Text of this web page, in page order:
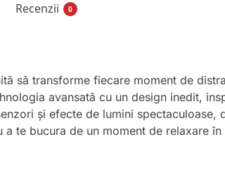
Recenzii 0
să transforme fiecare moment de
avansată cu un design inedit,
și efecte de lumini spectaculoase,
te bucura de un moment de relaxare în